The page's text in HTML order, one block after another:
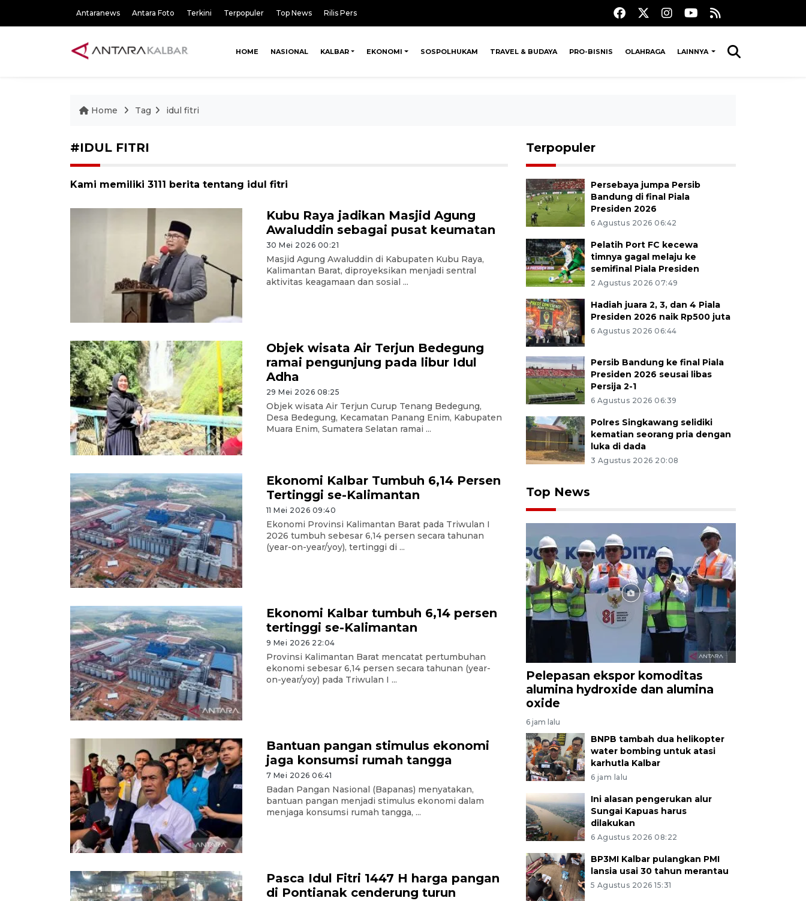
Antaranews Antara Foto Terkini Terpopuler Top News Rilis Pers
HOME NASIONAL KALBAR EKONOMI SOSPOLHUKAM TRAVEL & BUDAYA PRO-BISNIS OLAHRAGA LAINNYA
Home Tag idul fitri
#IDUL FITRI
Kami memiliki 3111 berita tentang idul fitri
Kubu Raya jadikan Masjid Agung
Awaluddin sebagai pusat keumatan
30 Mei 2026 00:21
Masjid Agung Awaluddin di Kabupaten Kubu Raya,
Kalimantan Barat, diproyeksikan menjadi sentral
aktivitas keagamaan dan sosial ...
Objek wisata Air Terjun Bedegung
ramai pengunjung pada libur Idul
Adha
29 Mei 2026 08:25
Objek wisata Air Terjun Curup Tenang Bedegung,
Desa Bedegung, Kecamatan Panang Enim, Kabupaten
Muara Enim, Sumatera Selatan ramai ...
Ekonomi Kalbar Tumbuh 6,14 Persen
Tertinggi se-Kalimantan
11 Mei 2026 09:40
Ekonomi Provinsi Kalimantan Barat pada Triwulan I
2026 tumbuh sebesar 6,14 persen secara tahunan
(year-on-year/yoy), tertinggi di ...
Ekonomi Kalbar tumbuh 6,14 persen
tertinggi se-Kalimantan
9 Mei 2026 22:04
Provinsi Kalimantan Barat mencatat pertumbuhan
ekonomi sebesar 6,14 persen secara tahunan (year-
on-year/yoy) pada Triwulan I ...
Bantuan pangan stimulus ekonomi
jaga konsumsi rumah tangga
7 Mei 2026 06:41
Badan Pangan Nasional (Bapanas) menyatakan,
bantuan pangan menjadi stimulus ekonomi dalam
menjaga konsumsi rumah tangga, ...
Pasca Idul Fitri 1447 H harga pangan
di Pontianak cenderung turun
Terpopuler
Persebaya jumpa Persib
Bandung di final Piala
Presiden 2026
6 Agustus 2026 06:42
Pelatih Port FC kecewa
timnya gagal melaju ke
semifinal Piala Presiden
2 Agustus 2026 07:49
Hadiah juara 2, 3, dan 4 Piala
Presiden 2026 naik Rp500 juta
6 Agustus 2026 06:44
Persib Bandung ke final Piala
Presiden 2026 seusai libas
Persija 2-1
6 Agustus 2026 06:39
Polres Singkawang selidiki
kematian seorang pria dengan
luka di dada
3 Agustus 2026 20:08
Top News
Pelepasan ekspor komoditas
alumina hydroxide dan alumina
oxide
6 jam lalu
BNPB tambah dua helikopter
water bombing untuk atasi
karhutla Kalbar
6 jam lalu
Ini alasan pengerukan alur
Sungai Kapuas harus
dilakukan
6 Agustus 2026 08:22
BP3MI Kalbar pulangkan PMI
lansia usai 30 tahun merantau
5 Agustus 2026 15:31